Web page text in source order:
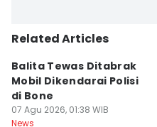
Related Articles
Balita Tewas Ditabrak
Mobil Dikendarai Polisi
di Bone
07 Agu 2026, 01:38 WIB
News